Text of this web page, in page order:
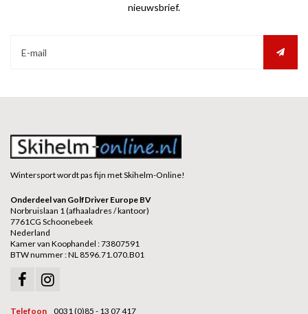
nieuwsbrief.
Wintersport wordt pas fijn met Skihelm-Online!
Onderdeel van GolfDriver Europe BV
Norbruislaan 1 (afhaaladres / kantoor)
7761CG Schoonebeek
Nederland
Kamer van Koophandel : 73807591
BTW nummer : NL 8596.71.070.B01
Telefoon 0031 (0)85 - 13 07 417